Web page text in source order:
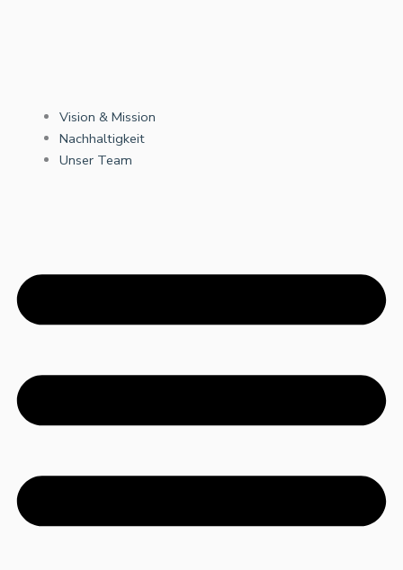
Vision & Mission
Nachhaltigkeit
Unser Team